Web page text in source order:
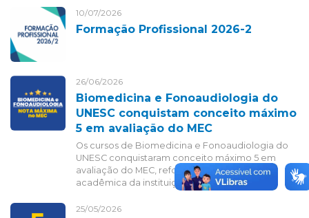
10/07/2026
Formação Profissional 2026-2
26/06/2026
Biomedicina e Fonoaudiologia do
UNESC conquistam conceito máximo
5 em avaliação do MEC
Os cursos de Biomedicina e Fonoaudiologia do
UNESC conquistaram conceito máximo 5 em
avaliação do MEC, reforçando a excelência
acadêmica da instituição.
25/05/2026